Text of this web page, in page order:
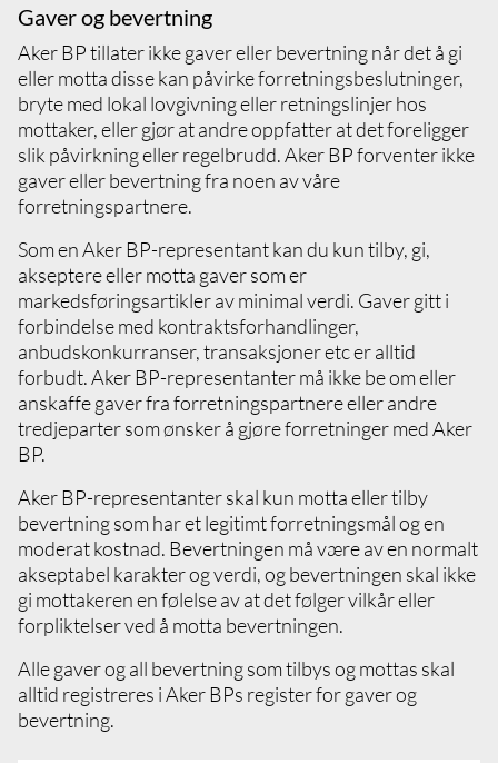
Sett deg inn i og forstå Aker BPs
antikorrupsjonsprocedyre
Sørg for at alle betalinger som gjøres er
korrekte og rettmessige, at de er godkjent av
relevant personell i Aker BP, og at de
registreres nøyaktig i Aker BPs regnskaper
og arkiver
Ikke tilby eller ta imot bestikkelser,
tilretteleggingsbetalinger, ulovlig provisjon
(kickbacks), eller andre former for utilbørlige
betalinger eller fordeler
Sørg for at du vet hvem du gjør forretninger
med ved å gjennomføre
integritetsvurderinger av våre leverandører i
tråd med Aker BPs business partner integrity
procedure
Dersom du er usikker, kan du konsultere din
oppførsel som bryter med disse prinsippene
Gaver og bevertning
Aker BP tillater ikke gaver eller bevertning når det å gi
eller motta disse kan påvirke forretningsbeslutninger,
bryte med lokal lovgivning eller retningslinjer hos
mottaker, eller gjør at andre oppfatter at det foreligger
slik påvirkning eller regelbrudd. Aker BP forventer ikke
gaver eller bevertning fra noen av våre
forretningspartnere.
Som en Aker BP-representant kan du kun tilby, gi,
akseptere eller motta gaver som er
markedsføringsartikler av minimal verdi. Gaver gitt i
forbindelse med kontraktsforhandlinger,
anbudskonkurranser, transaksjoner etc er alltid
forbudt. Aker BP-representanter må ikke be om eller
anskaffe gaver fra forretningspartnere eller andre
tredjeparter som ønsker å gjøre forretninger med Aker
BP.
Aker BP-representanter skal kun motta eller tilby
bevertning som har et legitimt forretningsmål og en
moderat kostnad. Bevertningen må være av en normalt
akseptabel karakter og verdi, og bevertningen skal ikke
gi mottakeren en følelse av at det følger vilkår eller
forpliktelser ved å motta bevertningen.
Alle gaver og all bevertning som tilbys og mottas skal
alltid registreres i Aker BPs register for gaver og
bevertning.